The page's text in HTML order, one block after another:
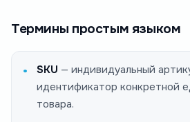
Термины простым языком
SKU — индивидуальный
идентификатор конкретной
товара.